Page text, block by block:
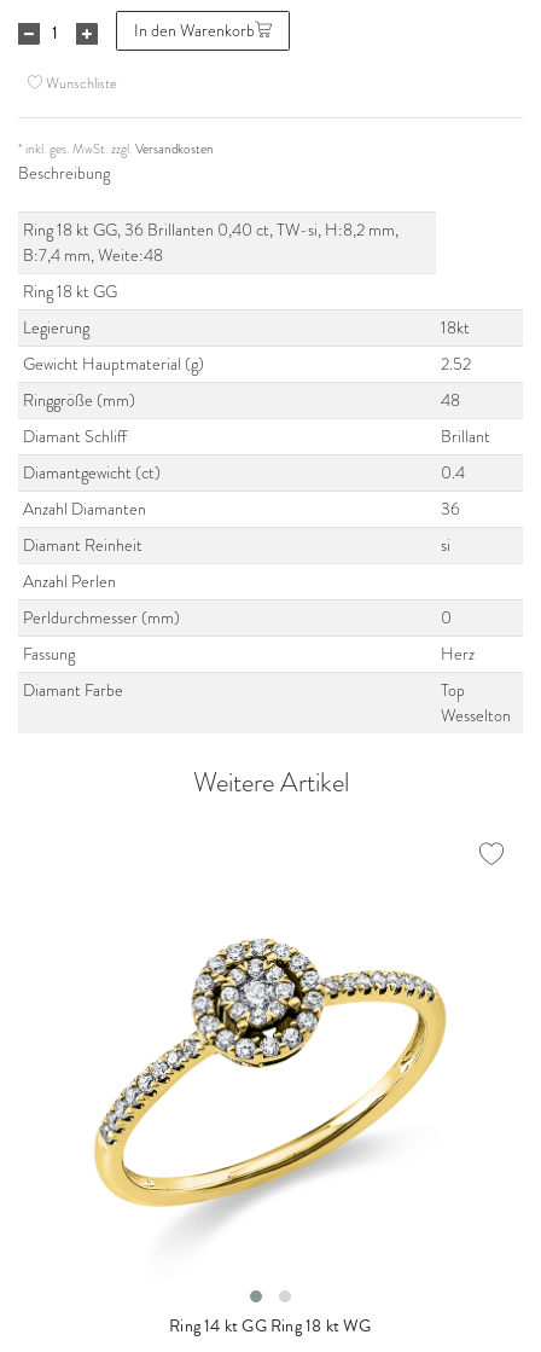
In den Warenkorb
Wunschliste
* inkl. ges. MwSt. zzgl.Versandkosten
Beschreibung
Ring 18 kt GG, 36 Brillanten 0,40 ct, TW-si, H:8,2 mm,
B:7,4 mm, Weite:48
Ring 18 kt GG
Legierung
18kt
Gewicht Hauptmaterial (g)
2.52
Ringgröße (mm)
48
Diamant Schliff
Brillant
Diamantgewicht (ct)
0.4
Anzahl Diamanten
36
Diamant Reinheit
si
Anzahl Perlen
Perldurchmesser (mm)
0
Fassung
Herz
Diamant Farbe
Top
Wesselton
Weitere Artikel
Ring 14 kt GGRing 18 kt WG